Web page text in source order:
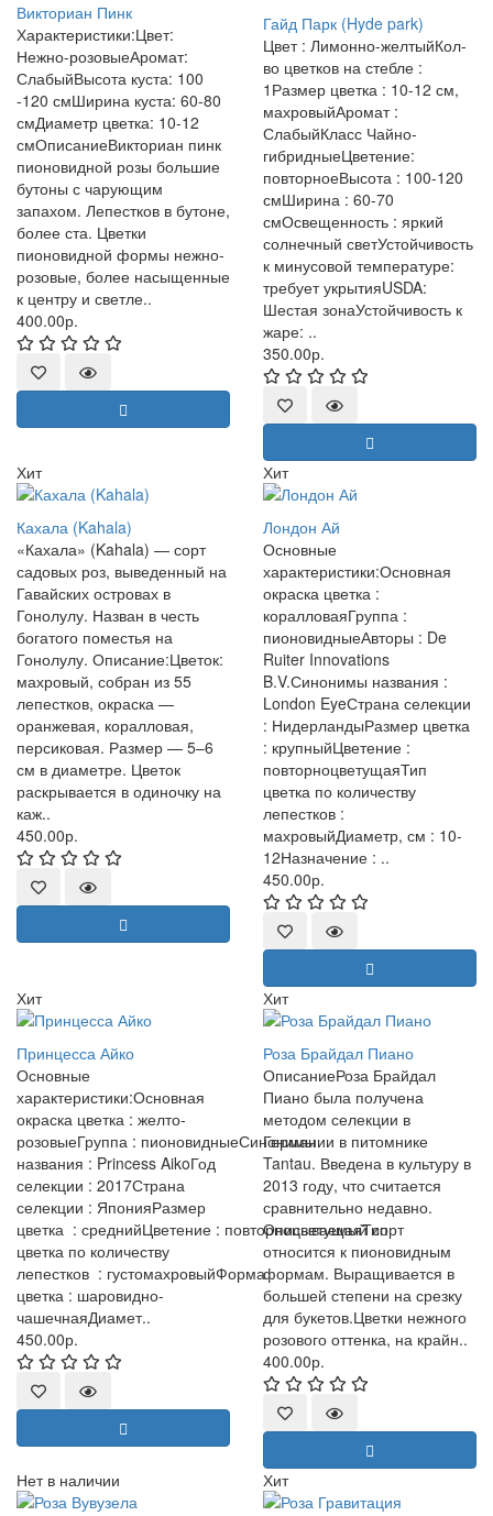
Викториан Пинк
Характеристики:Цвет:
Нежно-розовыеАромат:
СлабыйВысота куста: 100
-120 смШирина куста: 60-80
смДиаметр цветка: 10-12
смОписаниеВикториан пинк
пионовидной розы большие
бутоны с чарующим
запахом. Лепестков в бутоне,
более ста. Цветки
пионовидной формы нежно-
розовые, более насыщенные
к центру и светле..
400.00р.
Гайд Парк (Hyde park)
Цвет : Лимонно-желтыйКол-
во цветков на стебле :
1Размер цветка : 10-12 см,
махровыйАромат :
СлабыйКласс Чайно-
гибридныеЦветение:
повторноеВысота : 100-120
смШирина : 60-70
смОсвещенность : яркий
солнечный светУстойчивость
к минусовой температуре:
требует укрытияUSDA:
Шестая зонаУстойчивость к
жаре: ..
350.00р.
Хит
Кахала (Kahala)
«Кахала» (Kahala) — сорт
садовых роз, выведенный на
Гавайских островах в
Гонолулу. Назван в честь
богатого поместья на
Гонолулу. Описание:Цветок:
махровый, собран из 55
лепестков, окраска —
оранжевая, коралловая,
персиковая. Размер — 5–6
см в диаметре. Цветок
раскрывается в одиночку на
каж..
450.00р.
Хит
Лондон Ай
Основные
характеристики:Основная
окраска цветка :
коралловаяГруппа :
пионовидныеАвторы : De
Ruiter Innovations
B.V.Синонимы названия :
London EyeСтрана селекции
: НидерландыРазмер цветка
: крупныйЦветение :
повторноцветущаяТип
цветка по количеству
лепестков :
махровыйДиаметр, см : 10-
12Назначение : ..
450.00р.
Хит
Принцесса Айко
Основные
характеристики:Основная
окраска цветка : желто-
розовыеГруппа : пионовидныеСинонимы
названия : Princess AikoГод
селекции : 2017Страна
селекции : ЯпонияРазмер
цветка : среднийЦветение : повторноцветущаяТип
цветка по количеству
лепестков : густомахровыйФорма
цветка : шаровидно-
чашечнаяДиамет..
450.00р.
Хит
Роза Брайдал Пиано
ОписаниеРоза Брайдал
Пиано была получена
методом селекции в
Германии в питомнике
Tantau. Введена в культуру в
2013 году, что считается
сравнительно недавно.
Описываемый сорт
относится к пионовидным
формам. Выращивается в
большей степени на срезку
для букетов.Цветки нежного
розового оттенка, на крайн..
400.00р.
Нет в наличии
Хит